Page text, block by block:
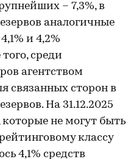
– 7,3%, в
аналогичные
и 4,2%
среди
агентством
связанных сторон в
На 31.12.2025
не могут быть
классу
4,1% средств